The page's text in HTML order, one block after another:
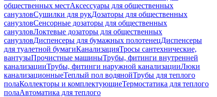
общественных местАксессуары для общественных
санузловСушилки для рукДозаторы для общественных
санузловСенсорные дозаторы для общественных
санузловЛоктевые дозаторы для общественных
санузловДиспенсеры для бумажных полотенецДиспенсеры
для туалетной бумагиКанализацияТросы сантехнические,
вантузыПрочистные машиныТрубы, фитинги внутренней
канализацииТрубы, фитинги наружной канализацииЛюки
канализационныеТеплый пол водянойТрубы для теплого
полаКоллекторы и комплектующиеТермостатика для теплого
полаАвтоматика для теплого